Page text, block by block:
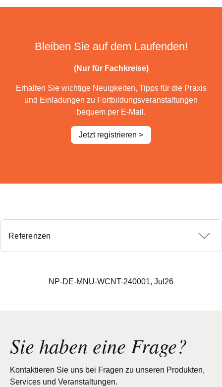
Bleiben Sie auf dem Laufenden!
(Nur für Fachkreise)
Erhalten Sie wichtige Neuigkeiten, Tipps für die Praxis
und Einladungen zu Fortbildungsveranstaltungen
bequem per E-Mail.
Jetzt registrieren >
Referenzen
NP-DE-MNU-WCNT-240001, Jul26
Sie haben eine Frage?
Kontaktieren Sie uns bei Fragen zu unseren Produkten,
Services und Veranstaltungen.